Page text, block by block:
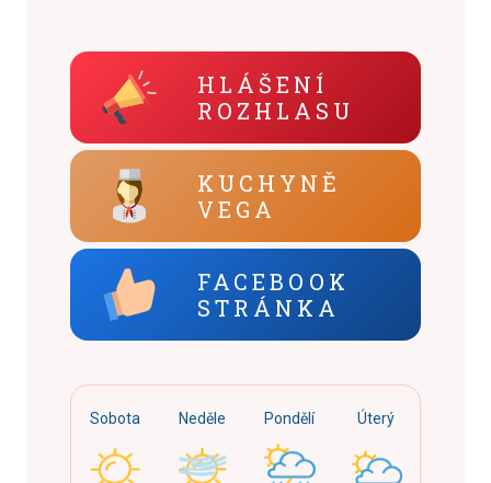
HLÁŠENÍ
ROZHLASU
KUCHYNĚ
VEGA
FACEBOOK
STRÁNKA
Sobota Neděle Pondělí Úterý